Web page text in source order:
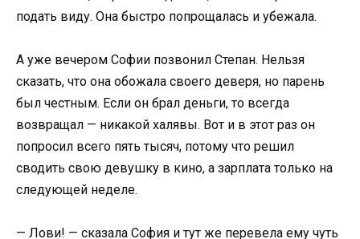
подать виду. Она быстро попрощалась и убежала.
А уже вечером Софии позвонил Степан. Нельзя
сказать, что она обожала своего деверя, но парень
был честным. Если он брал деньги, то всегда
возвращал — никакой халявы. Вот и в этот раз он
попросил всего пять тысяч, потому что решил
сводить свою девушку в кино, а зарплата только на
следующей неделе.
— Лови! — сказала София и тут же перевела ему чуть